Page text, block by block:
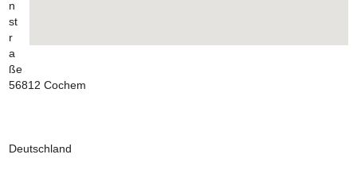
n
st
r
a
ße
56812 Cochem
Deutschland